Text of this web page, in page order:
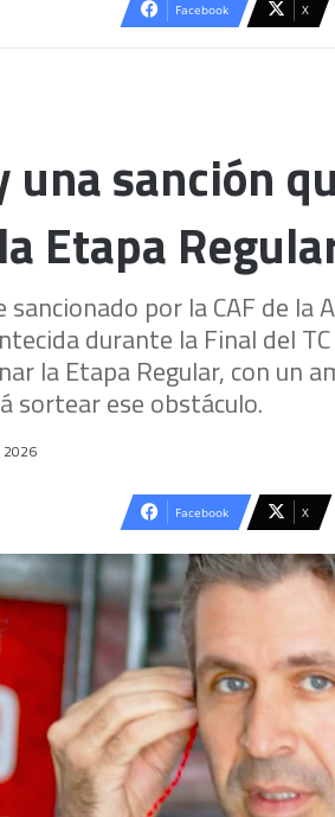
Facebook X